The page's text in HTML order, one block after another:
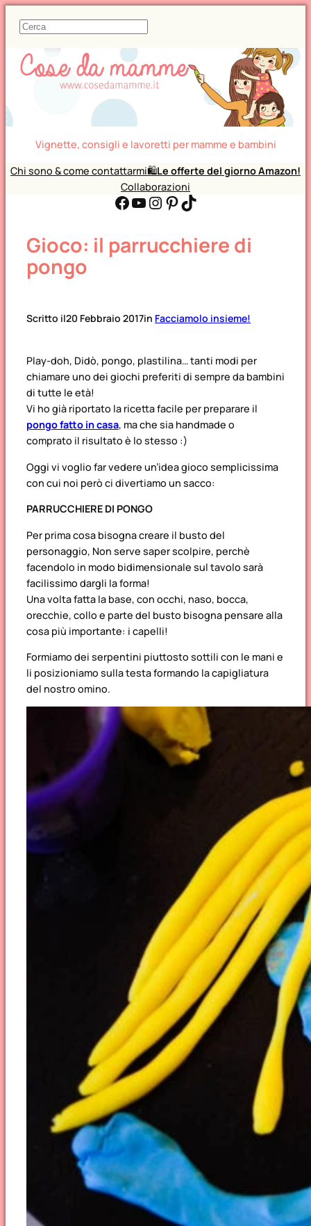
C
r
c
Vignette, consigli e lavoretti per mamme e bambini
Chi sono & come contattarmi🛍️Le offerte del giorno Amazon!
Collaborazioni
Facebook YouTube Instagram Pinterest TikTok
Gioco: il parrucchiere di
pongo
Scritto il20 Febbraio 2017in Facciamolo insieme!
Play-doh, Didò, pongo, plastilina… tanti modi per
chiamare uno dei giochi preferiti di sempre da bambini
di tutte le età!
Vi ho già riportato la ricetta facile per preparare il
pongo fatto in casa, ma che sia handmade o
comprato il risultato è lo stesso :)
Oggi vi voglio far vedere un’idea gioco semplicissima
con cui noi però ci divertiamo un sacco:
PARRUCCHIERE DI PONGO
Per prima cosa bisogna creare il busto del
personaggio, Non serve saper scolpire, perchè
facendolo in modo bidimensionale sul tavolo sarà
facilissimo dargli la forma!
Una volta fatta la base, con occhi, naso, bocca,
orecchie, collo e parte del busto bisogna pensare alla
cosa più importante: i capelli!
Formiamo dei serpentini piuttosto sottili con le mani e
li posizioniamo sulla testa formando la capigliatura
del nostro omino.